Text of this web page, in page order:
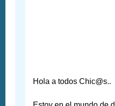
Hola a todos Chic@s..